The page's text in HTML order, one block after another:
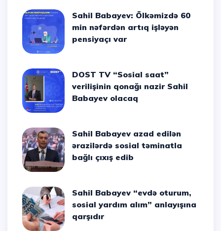
Sahil Babayev: Ölkəmizdə 60
min nəfərdən artıq işləyən
pensiyaçı var
DOST TV “Sosial saat”
verilişinin qonağı nazir Sahil
Babayev olacaq
Sahil Babayev azad edilən
ərazilərdə sosial təminatla
bağlı çıxış edib
Sahil Babayev “evdə oturum,
sosial yardım alım” anlayışına
qarşıdır